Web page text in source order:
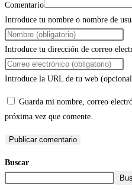
Comentario
Introduce tu nombre o nombre de
Introduce tu dirección de correo
Introduce la URL de tu web
Guarda mi nombre, correo
próxima vez que comente.
Buscar